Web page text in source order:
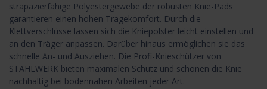
strapazierfähige Polyestergewebe der robusten Knie-Pads
garantieren einen hohen Tragekomfort. Durch die
Klettverschlüsse lassen sich die Kniepolster leicht einstellen und
an den Träger anpassen. Darüber hinaus ermöglichen sie das
schnelle An- und Ausziehen. Die Profi-Knieschützer von
STAHLWERK bieten maximalen Schutz und schonen die Knie
nachhaltig bei bodennahen Arbeiten jeder Art.